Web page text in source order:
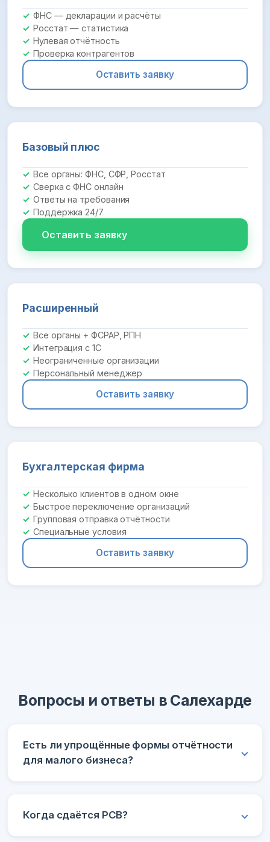
ФНС — декларации и расчёты
Росстат — статистика
Нулевая отчётность
Проверка контрагентов
Оставить заявку
Базовый плюс
Все органы: ФНС, СФР, Росстат
Сверка с ФНС онлайн
Ответы на требования
Поддержка 24/7
Оставить заявку
Расширенный
Все органы + ФСРАР, РПН
Интеграция с 1С
Неограниченные организации
Персональный менеджер
Оставить заявку
Бухгалтерская фирма
Несколько клиентов в одном окне
Быстрое переключение организаций
Групповая отправка отчётности
Специальные условия
Оставить заявку
Вопросы и ответы в Салехарде
Есть ли упрощённые формы отчётности
для малого бизнеса?
Когда сдаётся РСВ?